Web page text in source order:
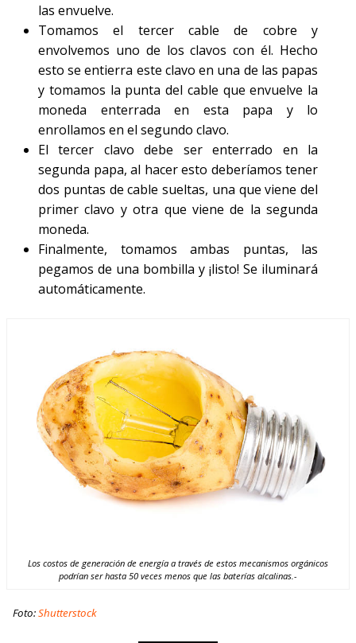
las envuelve.
Tomamos el tercer cable de cobre y
envolvemos uno de los clavos con él. Hecho
esto se entierra este clavo en una de las papas
y tomamos la punta del cable que envuelve la
moneda enterrada en esta papa y lo
enrollamos en el segundo clavo.
El tercer clavo debe ser enterrado en la
segunda papa, al hacer esto deberíamos tener
dos puntas de cable sueltas, una que viene del
primer clavo y otra que viene de la segunda
moneda.
Finalmente, tomamos ambas puntas, las
pegamos de una bombilla y ¡listo! Se iluminará
automáticamente.
Los costos de generación de energía a través de estos mecanismos orgánicos
podrían ser hasta 50 veces menos que las baterías alcalinas.-
Foto:Shutterstock